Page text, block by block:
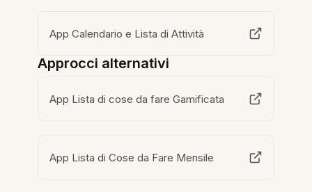
App Calendario e Lista di Attività
Approcci alternativi
App Lista di cose da fare Gamificata
App Lista di Cose da Fare Mensile